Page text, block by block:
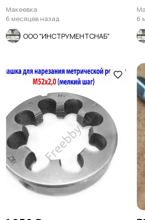
шлифов, СССР.
Макеевка
6 месяцев назад
ООО "ИНСТРУМЕНТСНАБ"
6